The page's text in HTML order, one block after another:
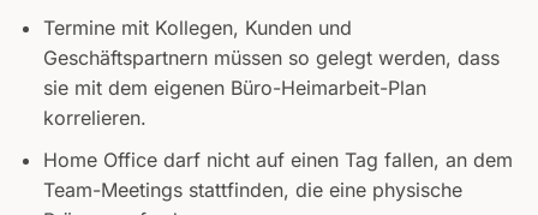
Termine mit Kollegen, Kunden und
Geschäftspartnern müssen so gelegt werden, dass
sie mit dem eigenen Büro-Heimarbeit-Plan
korrelieren.
Home Office darf nicht auf einen Tag fallen, an dem
Team-Meetings stattfinden, die eine physische